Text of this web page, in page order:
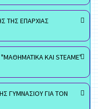
ΤΗΣ ΕΠΑΡΧΙΑΣ
ΚΑΙ STEAME"
ΓΥΜΝΑΣΙΟΥ ΓΙΑ ΤΟΝ